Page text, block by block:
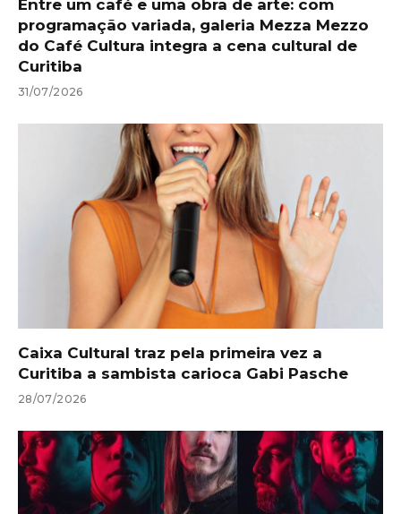
Entre um café e uma obra de arte: com
programação variada, galeria Mezza Mezzo
do Café Cultura integra a cena cultural de
Curitiba
31/07/2026
Caixa Cultural traz pela primeira vez a
Curitiba a sambista carioca Gabi Pasche
28/07/2026